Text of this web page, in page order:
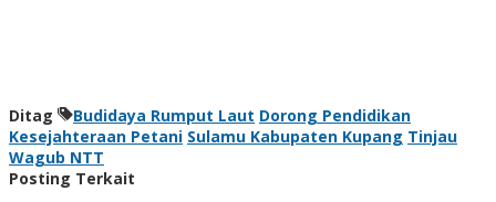
Ditag Budidaya Rumput Laut Dorong Pendidikan
Kesejahteraan Petani Sulamu Kabupaten Kupang Tinjau
Wagub NTT
Posting Terkait